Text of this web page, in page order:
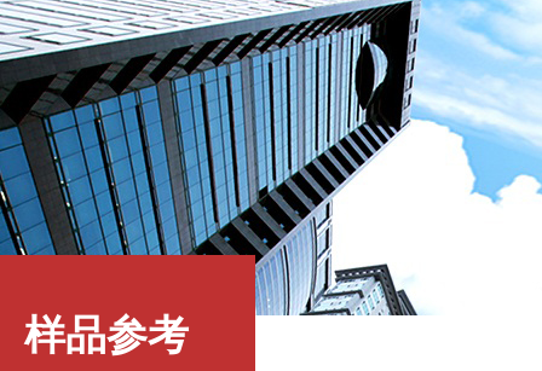
样品参考